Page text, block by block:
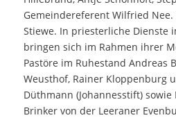
Gemeindereferent Wilfried
Stiewe. In priesterliche Dienste
bringen sich im Rahmen ihrer
Pastöre im Ruhestand Andreas
Weusthof, Rainer Kloppenburg
Düthmann (Johannesstift)
Brinker von der Leeraner